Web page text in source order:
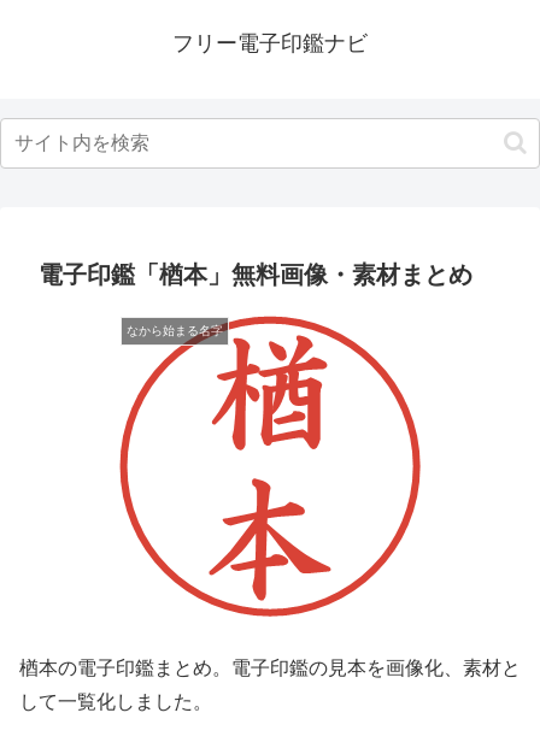
フリー電子印鑑ナビ
電子印鑑「楢本」無料画像・素材まとめ
なから始まる名字
楢本の電子印鑑まとめ。電子印鑑の見本を画像化、素材と
して一覧化しました。